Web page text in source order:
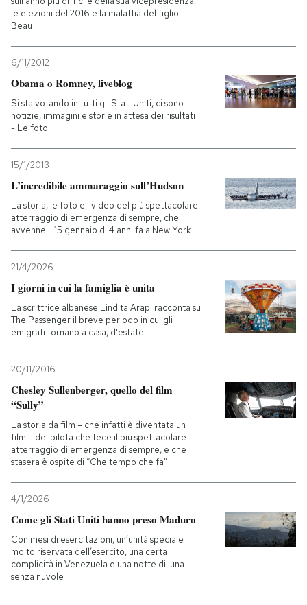
le elezioni del 2016 e la malattia del figlio
Beau
6/11/2012
Obama o Romney, liveblog
Si sta votando in tutti gli Stati Uniti, ci sono
notizie, immagini e storie in attesa dei risultati
- Le foto
15/1/2013
L’incredibile ammaraggio sull’Hudson
La storia, le foto e i video del più spettacolare
atterraggio di emergenza di sempre, che
avvenne il 15 gennaio di 4 anni fa a New York
21/4/2026
I giorni in cui la famiglia è unita
La scrittrice albanese Lindita Arapi racconta su
The Passenger il breve periodo in cui gli
emigrati tornano a casa, d'estate
20/11/2016
Chesley Sullenberger, quello del film
“Sully”
La storia da film – che infatti è diventata un
film – del pilota che fece il più spettacolare
atterraggio di emergenza di sempre, e che
stasera è ospite di “Che tempo che fa”
4/1/2026
Come gli Stati Uniti hanno preso Maduro
Con mesi di esercitazioni, un’unità speciale
molto riservata dell’esercito, una certa
complicità in Venezuela e una notte di luna
senza nuvole